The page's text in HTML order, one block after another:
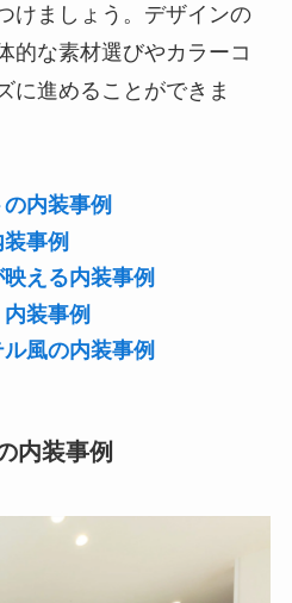
けましょう。デザインの
的な素材選びやカラーコ
に進めることができま
内装事例
事例
える内装事例
装事例
風の内装事例
内装事例